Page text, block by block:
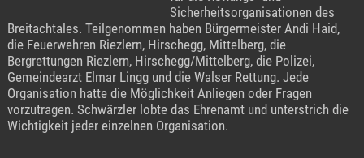
Sicherheitsorganisationen des
Breitachtales. Teilgenommen haben Bürgermeister Andi Haid,
die Feuerwehren Riezlern, Hirschegg, Mittelberg, die
Bergrettungen Riezlern, Hirschegg/Mittelberg, die Polizei,
Gemeindearzt Elmar Lingg und die Walser Rettung. Jede
Organisation hatte die Möglichkeit Anliegen oder Fragen
vorzutragen. Schwärzler lobte das Ehrenamt und unterstrich die
Wichtigkeit jeder einzelnen Organisation.